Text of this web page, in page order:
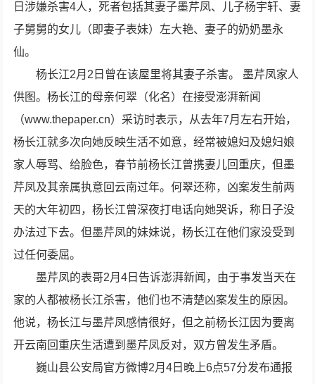
日涉嫌杀害4人，死者包括其妻子墨芹凤、儿子杨宇轩、妻
子舅舅的女儿（即妻子表妹）左大艳、妻子的奶奶墨永
仙。
杨长江2月2日曾在该屋里将其妻子杀害。 墨芹凤家人
供图。杨长江的母亲何翠（化名）在接受澎湃新闻
（www.thepaper.cn）采访时表示，从去年7月左右开始，
杨长江就多次向她反映生活不如意，经常被媳妇及媳妇娘
家人辱骂、给脸色，春节前杨长江曾携妻儿回重庆，但墨
芹凤及其亲属执意回云南过年。何翠还称，凶案发生前两
天的大年初四，杨长江曾深夜打电话向她哭诉，称日子没
办法过下去。但墨芹凤的妹妹说，杨长江在他们家没受到
过任何委屈。
墨芹凤的表哥2月4日告诉澎湃新闻，由于事发当天在
家的人都被杨长江杀害，他们也不清楚凶案发生的原因。
他说，杨长江与墨芹凤感情很好，但之前杨长江因为要离
开云南回重庆生活遭到墨芹凤反对，双方曾发生矛盾。
巍山县公安局官方微博2月4日晚上6点57分发布通报